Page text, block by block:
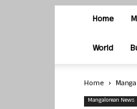
Home
World
Home
Mangalorean News